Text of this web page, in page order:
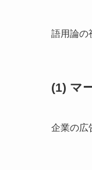
語用論の
(1) マ
企業の広